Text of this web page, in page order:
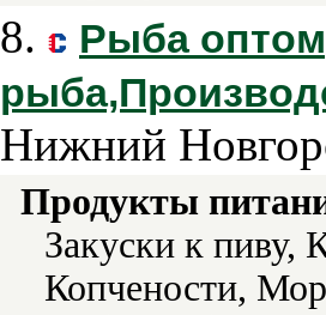
8.
Рыба
Нижний
Продукты
Закуски к пиву,
Копчености,